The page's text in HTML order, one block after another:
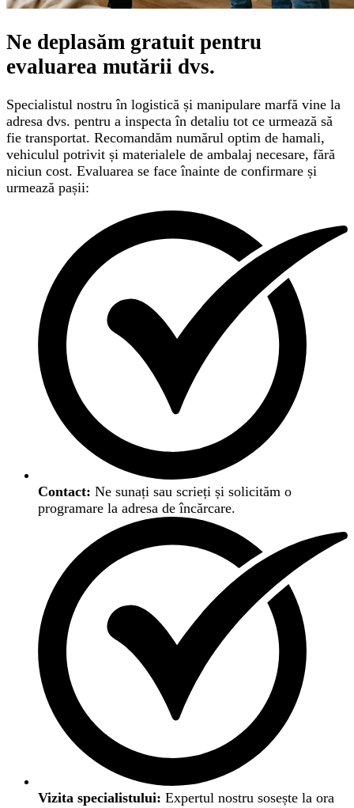
Ne deplasăm gratuit pentru
evaluarea mutării dvs.
Specialistul nostru în logistică și manipulare marfă vine la
adresa dvs. pentru a inspecta în detaliu tot ce urmează să
fie transportat. Recomandăm numărul optim de hamali,
vehiculul potrivit și materialele de ambalaj necesare, fără
niciun cost. Evaluarea se face înainte de confirmare și
urmează pașii:
Contact: Ne sunați sau scrieți și solicităm o
programare la adresa de încărcare.
Vizita specialistului: Expertul nostru sosește la ora